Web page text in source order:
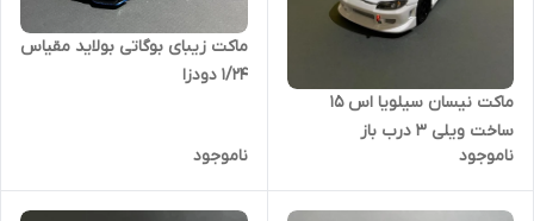
ماکت نیسان سیلویا اس ۱۵
ساخت ویلی ۳ درب باز
ناموجود
ماکت زیبای بوگاتی بولاید مقیاس
۱/۲۴ دودزا
ناموجود